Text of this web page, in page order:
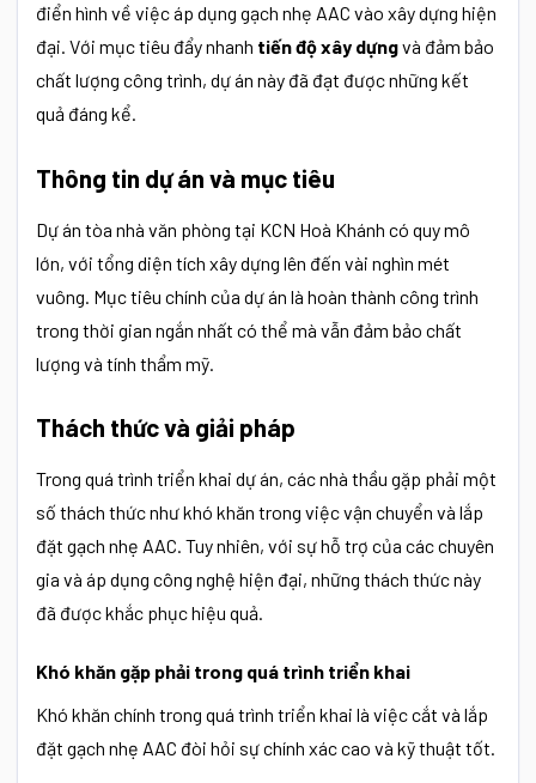
điển hình về việc áp dụng gạch nhẹ AAC vào xây dựng hiện
đại. Với mục tiêu đẩy nhanh tiến độ xây dựngvà đảm bảo
chất lượng công trình, dự án này đã đạt được những kết
quả đáng kể.
Thông tin dự án và mục tiêu
Dự án tòa nhà văn phòng tại KCN Hoà Khánh có quy mô
lớn, với tổng diện tích xây dựng lên đến vài nghìn mét
vuông. Mục tiêu chính của dự án là hoàn thành công trình
trong thời gian ngắn nhất có thể mà vẫn đảm bảo chất
lượng và tính thẩm mỹ.
Thách thức và giải pháp
Trong quá trình triển khai dự án, các nhà thầu gặp phải một
số thách thức như khó khăn trong việc vận chuyển và lắp
đặt gạch nhẹ AAC. Tuy nhiên, với sự hỗ trợ của các chuyên
gia và áp dụng công nghệ hiện đại, những thách thức này
đã được khắc phục hiệu quả.
Khó khăn gặp phải trong quá trình triển khai
Khó khăn chính trong quá trình triển khai là việc cắt và lắp
đặt gạch nhẹ AAC đòi hỏi sự chính xác cao và kỹ thuật tốt.